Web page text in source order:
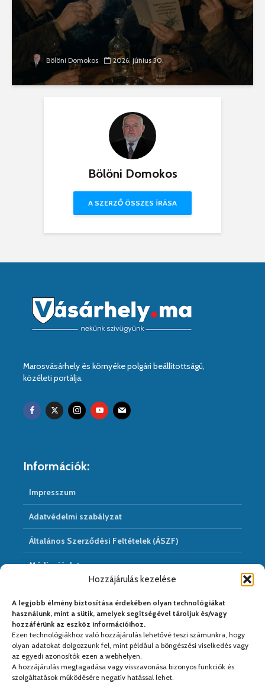
Hozzájárulás kezelése
A legjobb élmény biztosítása érdekében olyan technológiákat
használunk, mint a sütik, amelyek segítségével tároljuk és/vagy
hozzáférünk az eszköz információihoz.
Ezen technológiákhoz való hozzájárulás lehetővé teszi számunkra, hogy
olyan adatokat dolgozzunk fel, mint például a böngészési viselkedés vagy
az egyedi azonosítók ezen a webhelyen.
A hozzájárulás megtagadása vagy visszavonása bizonyos funkciók és
szolgáltatások működésére negatív hatással lehet.
Bölöni Domokos 2026. június 30.
Bölöni Domokos
A SZERZŐ ÖSSZES ÍRÁSA
Marosvásárhely és környéke polgári beállítottságú,
közéleti portálja.
Információk:
Impresszum
Adatvédelmi szabályzat
Általános Szerződési Feltételek (ÁSZF)
Médiaajánlat
Médiapartnereink: